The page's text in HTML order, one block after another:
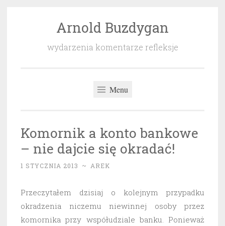
Arnold Buzdygan
wydarzenia komentarze refleksje
Menu
Komornik a konto bankowe
– nie dajcie się okradać!
1 STYCZNIA 2013 ~ AREK
Przeczytałem dzisiaj o kolejnym przypadku
okradzenia niczemu niewinnej osoby przez
komornika przy współudziale banku. Ponieważ